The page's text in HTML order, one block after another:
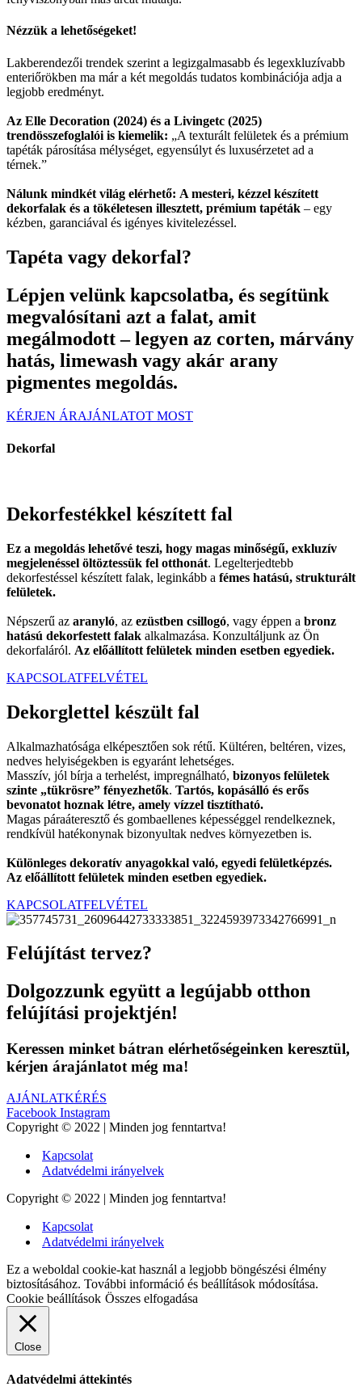
Nézzük a lehetőségeket!
Lakberendezői trendek szerint a legizgalmasabb és legexkluzívabb
enteriőrökben ma már a két megoldás tudatos kombinációja adja a
legjobb eredményt.
Az Elle Decoration (2024) és a Livingetc (2025)
trendösszefoglalói is kiemelik: „A texturált felületek és a prémium
tapéták párosítása mélységet, egyensúlyt és luxusérzetet ad a
térnek.”
Nálunk mindkét világ elérhető: A mesteri, kézzel készített
dekorfalak és a tökéletesen illesztett, prémium tapéták – egy
kézben, garanciával és igényes kivitelezéssel.
Tapéta vagy dekorfal?
Lépjen velünk kapcsolatba, és segítünk
megvalósítani azt a falat, amit
megálmodott – legyen az corten, márvány
hatás, limewash vagy akár arany
pigmentes megoldás.
KÉRJEN ÁRAJÁNLATOT MOST
Dekorfal
Dekorfestékkel készített fal
Ez a megoldás lehetővé teszi, hogy magas minőségű, exkluzív
megjelenéssel öltöztessük fel otthonát. Legelterjedtebb
dekorfestéssel készített falak, leginkább a fémes hatású, strukturált
felületek.
Népszerű az aranyló, az ezüstben csillogó, vagy éppen a bronz
hatású dekorfestett falak alkalmazása. Konzultáljunk az Ön
dekorfaláról. Az előállított felületek minden esetben egyediek.
KAPCSOLATFELVÉTEL
Dekorglettel készült fal
Alkalmazhatósága elképesztően sok rétű. Kültéren, beltéren, vizes,
nedves helyiségekben is egyaránt lehetséges.
Masszív, jól bírja a terhelést, impregnálható, bizonyos felületek
szinte „tükrösre” fényezhetők. Tartós, kopásálló és erős
bevonatot hoznak létre, amely vízzel tisztítható.
Magas páraáteresztő és gombaellenes képességgel rendelkeznek,
rendkívül hatékonynak bizonyultak nedves környezetben is.
Különleges dekoratív anyagokkal való, egyedi felületképzés.
Az előállított felületek minden esetben egyediek.
KAPCSOLATFELVÉTEL
Felújítást tervez?
Dolgozzunk együtt a legújabb otthon
felújítási projektjén!
Keressen minket bátran elérhetőségeinken keresztül,
kérjen árajánlatot még ma!
AJÁNLATKÉRÉS
Facebook Instagram
Copyright © 2022 | Minden jog fenntartva!
Kapcsolat
Adatvédelmi irányelvek
Copyright © 2022 | Minden jog fenntartva!
Kapcsolat
Adatvédelmi irányelvek
Ez a weboldal cookie-kat használ a legjobb böngészési élmény
biztosításához. További információ és beállítások módosítása.
Cookie beállítások Összes elfogadása
Close
Adatvédelmi áttekintés